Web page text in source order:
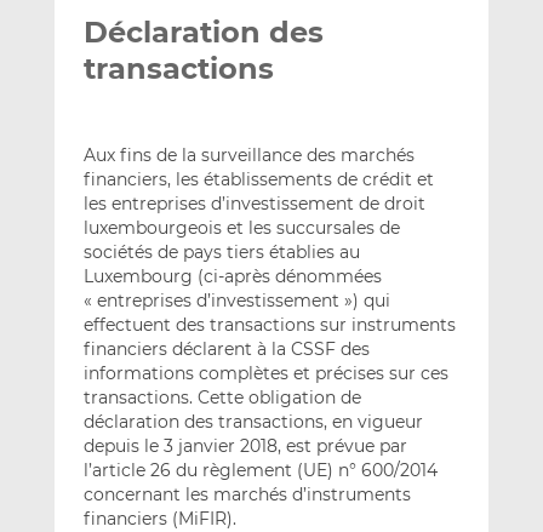
par
email
sur
LinkedIn
sur
Facebook
Déclaration des
transactions
Aux fins de la surveillance des marchés
financiers, les établissements de crédit et
les entreprises d’investissement de droit
luxembourgeois et les succursales de
sociétés de pays tiers établies au
Luxembourg (ci-après dénommées
« entreprises d’investissement ») qui
effectuent des transactions sur instruments
financiers déclarent à la CSSF des
informations complètes et précises sur ces
transactions. Cette obligation de
déclaration des transactions, en vigueur
depuis le 3 janvier 2018, est prévue par
l’article 26 du règlement (UE) n° 600/2014
concernant les marchés d’instruments
financiers (MiFIR).